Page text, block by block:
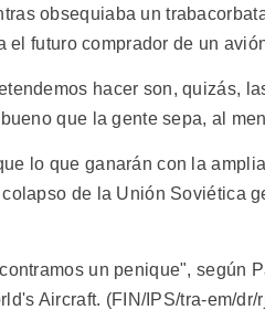
obsequiaba un
el futuro comprador de un
hacer son, quizás,
que la gente sepa, al
lo que ganarán con la
de la Unión Soviética
un penique", según
Aircraft. (FIN/IPS/tra-em/dr/